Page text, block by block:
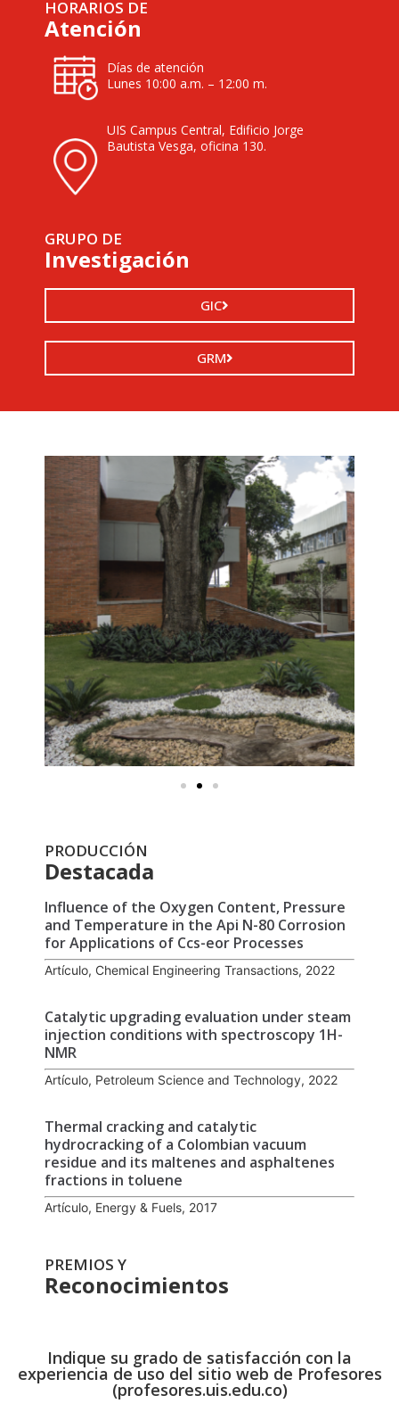
HORARIOS DE
Atención
Días de atención
Lunes 10:00 a.m. – 12:00 m.
UIS Campus Central, Edificio Jorge
Bautista Vesga, oficina 130.
GRUPO DE
Investigación
GIC
GRM
PRODUCCIÓN
Destacada
Influence of the Oxygen Content, Pressure
and Temperature in the Api N-80 Corrosion
for Applications of Ccs-eor Processes
Artículo, Chemical Engineering Transactions, 2022
Catalytic upgrading evaluation under steam
injection conditions with spectroscopy 1H-
NMR
Artículo, Petroleum Science and Technology, 2022
Thermal cracking and catalytic
hydrocracking of a Colombian vacuum
residue and its maltenes and asphaltenes
fractions in toluene
Artículo, Energy & Fuels, 2017
PREMIOS Y
Reconocimientos
Indique su grado de satisfacción con la
experiencia de uso del sitio web de Profesores
(profesores.uis.edu.co)